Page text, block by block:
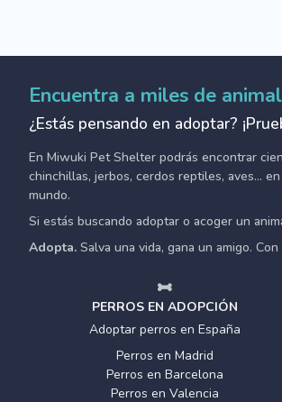
Encuentra a miles de
¿Estás pensando en adoptar?
En Miwuki Pet Shelter podrás encontrar
chinchillas, jerbos, cerdos reptiles, aves...
mundo.
Si estás buscando adoptar o acoger un
Adopta. Salva una vida, gana un amigo.
PERROS EN ADOPCIÓN
Adoptar perros en España
Perros en Madrid
Perros en Barcelona
Perros en Valencia